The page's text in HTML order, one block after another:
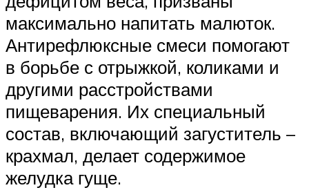
максимально напитать малюток.
Антирефлюксные смеси помогают
в борьбе с отрыжкой, коликами и
другими расстройствами
пищеварения. Их специальный
состав, включающий загуститель –
крахмал, делает содержимое
желудка гуще.